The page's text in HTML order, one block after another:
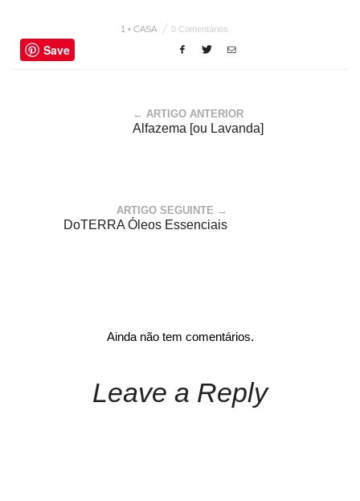
1 • CASA 0 Comentários
Save
← ARTIGO ANTERIOR
Alfazema [ou Lavanda]
ARTIGO SEGUINTE →
DoTERRA Óleos Essenciais
Ainda não tem comentários.
Leave a Reply